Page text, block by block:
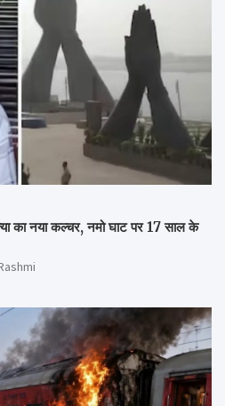
का नया कल्चर, नमो घाट पर 17 साल के